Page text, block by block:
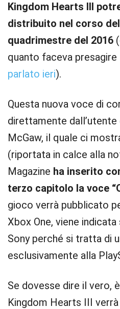
Kingdom Hearts III
distribuito nel corso
quadrimestre del 2016
quanto faceva presagire
parlato ieri).
Questa nuova voce di
direttamente dall’utente
McGaw, il quale ci
(riportata in calce alla
Magazine ha inserito
terzo capitolo la voce
gioco verrà pubblicato
Xbox One, viene
Sony perché si tratta di
esclusivamente alla
Se dovesse dire il vero,
Kingdom Hearts III verrà